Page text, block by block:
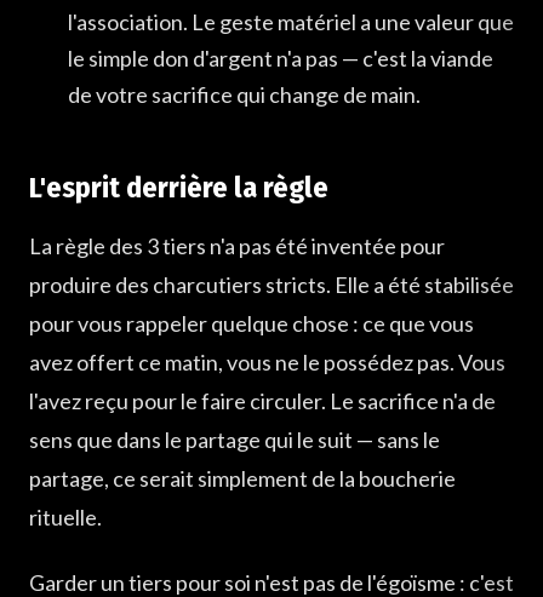
l'association. Le geste matériel a une valeur que
le simple don d'argent n'a pas — c'est la viande
de votre sacrifice qui change de main.
L'esprit derrière la règle
La règle des 3 tiers n'a pas été inventée pour
produire des charcutiers stricts. Elle a été stabilisée
pour vous rappeler quelque chose : ce que vous
avez offert ce matin, vous ne le possédez pas. Vous
l'avez reçu pour le faire circuler. Le sacrifice n'a de
sens que dans le partage qui le suit — sans le
partage, ce serait simplement de la boucherie
rituelle.
Garder un tiers pour soi n'est pas de l'égoïsme : c'est